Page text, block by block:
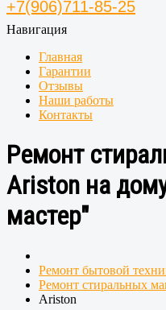
+7(906)711-85-25
Навигация
Главная
Гарантии
Отзывы
Наши работы
Контакты
Ремонт
Ariston на
мастер"
Ремонт бытовой
Ремонт стиральных
Ariston